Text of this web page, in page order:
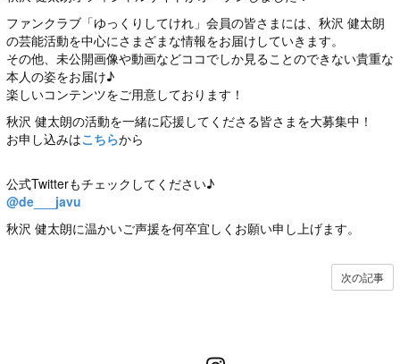
ファンクラブ「ゆっくりしてけれ」会員の皆さまには、秋沢 健太朗
の芸能活動を中心にさまざまな情報をお届けしていきます。
その他、未公開画像や動画などココでしか見ることのできない貴重な
本人の姿をお届け♪
楽しいコンテンツをご用意しております！
秋沢 健太朗の活動を一緒に応援してくださる皆さまを大募集中！
お申し込みはこちらから
公式Twitterもチェックしてください♪
@de___javu
秋沢 健太朗に温かいご声援を何卒宜しくお願い申し上げます。
次の記事